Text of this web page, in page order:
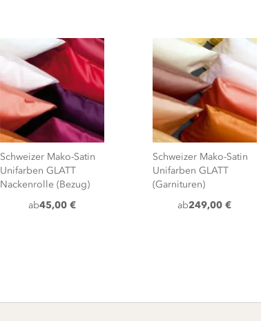
Schweizer Mako-Satin
Unifarben GLATT
Nackenrolle (Bezug)
ab45,00 €
Schweizer Mako-Satin
Unifarben GLATT
(Garnituren)
ab249,00 €